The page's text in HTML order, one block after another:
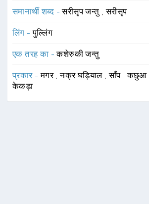
समानार्थी शब्द -सरीसृप जन्तु ,सरीसृप
लिंग -पुल्लिंग
एक तरह का -कशेरुकी जन्तु
प्रकार -मगर ,नक्र घड़ियाल ,साँप ,कछुआ
केकड़ा